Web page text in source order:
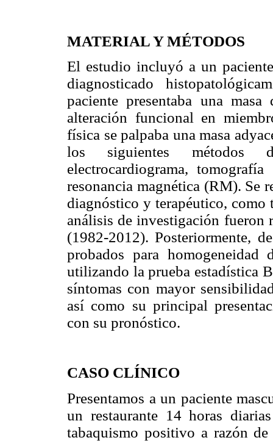
MATERIAL Y MÉTODOS
El estudio incluyó a un
diagnosticado
paciente presentaba una
alteración funcional en
física se palpaba una masa
los siguientes métodos
electrocardiograma,
resonancia magnética (RM). Se
diagnóstico y terapéutico, como
análisis de investigación fueron
(1982-2012). Posteriormente,
probados para
utilizando la prueba estadística
síntomas con mayor
así como su principal
con su pronóstico.
CASO CLÍNICO
Presentamos a un paciente
un restaurante 14 horas
tabaquismo positivo a razón